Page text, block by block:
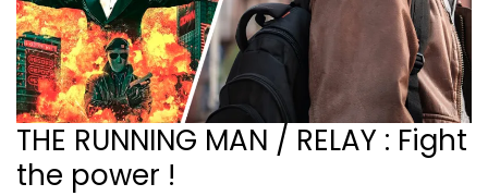
THE RUNNING MAN / RELAY : Fight
the power !